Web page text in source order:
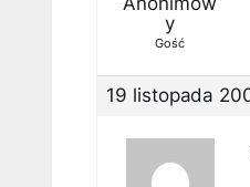
y
Gość
19 listopada